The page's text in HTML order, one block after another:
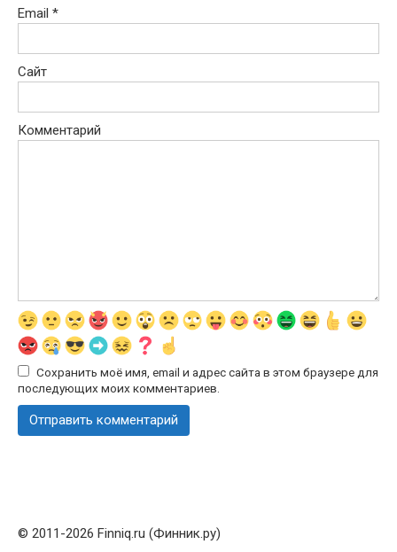
Email *
Сайт
Комментарий
Сохранить моё имя, email и адрес сайта в этом браузере для
последующих моих комментариев.
© 2011-2026 Finniq.ru (Финник.ру)